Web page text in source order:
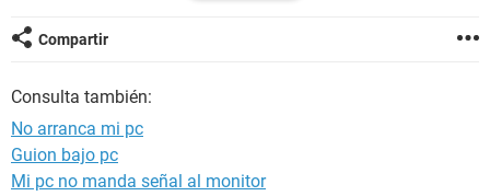
Configuración:Android / Chrome 75.0.3770.143
Compartir
Consulta también:
No arranca mi pc
Guion bajo pc
Mi pc no manda señal al monitor